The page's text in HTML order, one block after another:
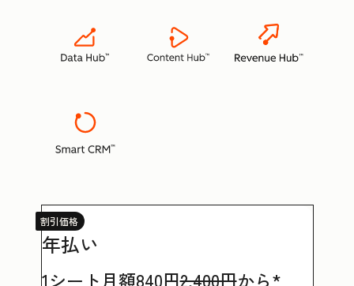
割引価格
年払い
1シート月額840円2,400円から*